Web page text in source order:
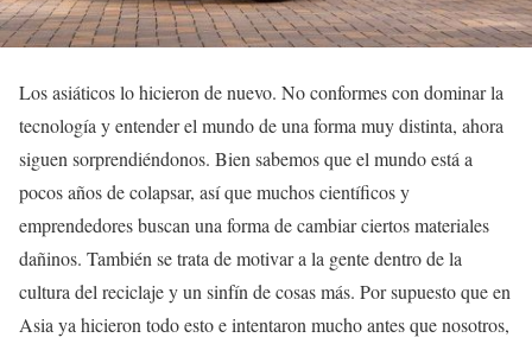
Los asiáticos lo hicieron de nuevo. No conformes con dominar la
tecnología y entender el mundo de una forma muy distinta, ahora
siguen sorprendiéndonos. Bien sabemos que el mundo está a
pocos años de colapsar, así que muchos científicos y
emprendedores buscan una forma de cambiar ciertos materiales
dañinos. También se trata de motivar a la gente dentro de la
cultura del reciclaje y un sinfín de cosas más. Por supuesto que en
Asia ya hicieron todo esto e intentaron mucho antes que nosotros,